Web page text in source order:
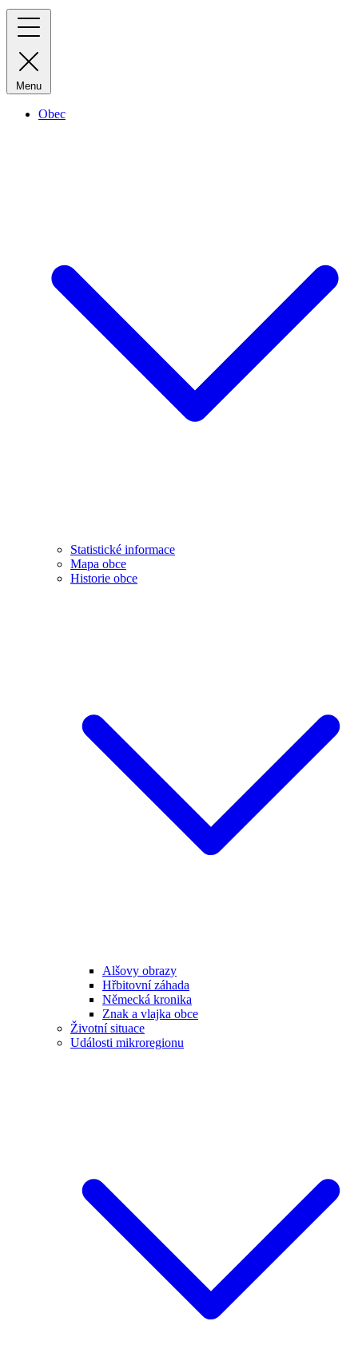
Menu
Obec
Statistické informace
Mapa obce
Historie obce
Alšovy obrazy
Hřbitovní záhada
Německá kronika
Znak a vlajka obce
Životní situace
Události mikroregionu